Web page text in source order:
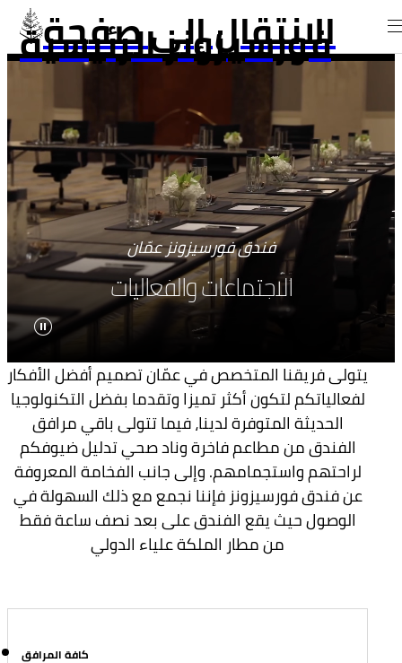
الانتقال إلى صفحة
فورسيزونز الرئيسية
فندق فورسيزونز عمّان
الاجتماعات والفعاليات
يتولى فريقنا المتخصص في عمّان تصميم أفضل الأفكار
لفعالياتكم لتكون أكثر تميزا وتقدما بفضل التكنولوجيا
الحديثة المتوفرة لدينا، فيما تتولى باقي مرافق
الفندق من مطاعم فاخرة وناد صحي تدليل ضيوفكم
لراحتهم واستجمامهم. وإلى جانب الفخامة المعروفة
عن فندق فورسيزونز فإننا نجمع مع ذلك السهولة في
الوصول حيث يقع الفندق على بعد نصف ساعة فقط
من مطار الملكة علياء الدولي
كافة المرافق